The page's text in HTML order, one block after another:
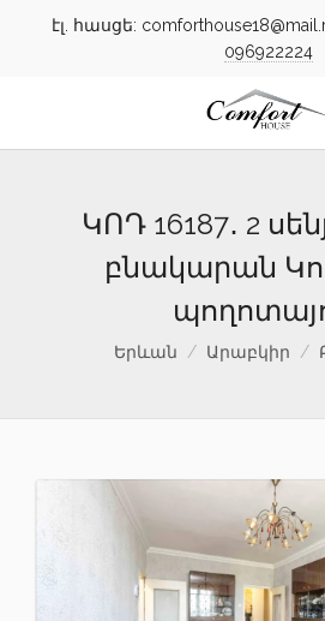
էլ. հասցե:
096922224
ԿՈԴ 16187․ 2
բնակարան
Երևան Արաբկիր